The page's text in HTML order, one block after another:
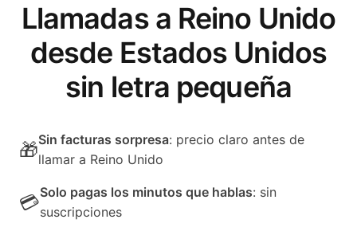
Llamadas a Reino Unido
desde Estados Unidos
sin letra pequeña
🎁Sin facturas sorpresa: precio claro antes de
llamar a Reino Unido
💳Solo pagas los minutos que hablas: sin
suscripciones